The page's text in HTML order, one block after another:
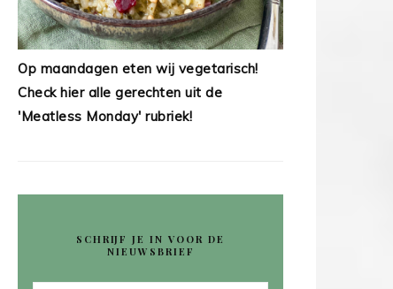
Op maandagen eten wij vegetarisch!
Check hier alle gerechten uit de
'Meatless Monday' rubriek!
SCHRIJF JE IN VOOR DE
NIEUWSBRIEF